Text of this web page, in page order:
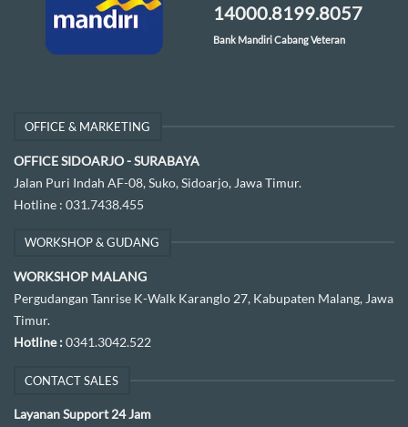
14000.8199.8057
Bank Mandiri Cabang Veteran
OFFICE & MARKETING
OFFICE SIDOARJO - SURABAYA
Jalan Puri Indah AF-08, Suko, Sidoarjo, Jawa Timur.
Hotline : 031.7438.455
WORKSHOP & GUDANG
WORKSHOP MALANG
Pergudangan Tanrise K-Walk Karanglo 27, Kabupaten Malang, Jawa
Timur.
Hotline :0341.3042.522
CONTACT SALES
Layanan Support 24 Jam